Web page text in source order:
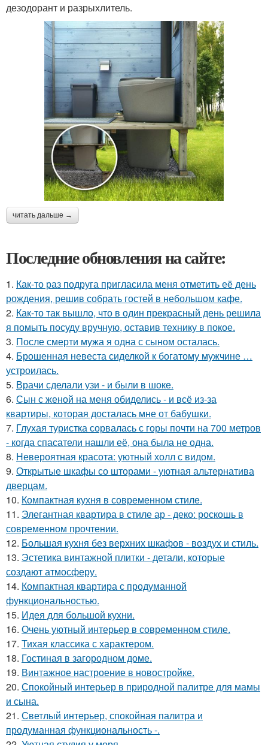
дезодорант и разрыхлитель.
читать дальше →
Последние обновления на сайте:
1. Как-то раз подруга пригласила меня отметить её день
рождения, решив собрать гостей в небольшом кафе.
2. Как-то так вышло, что в один прекрасный день решила
я помыть посуду вручную, оставив технику в покое.
3. После смерти мужа я одна с сыном осталась.
4. Брошенная невеста сиделкой к богатому мужчине …
устроилась.
5. Врачи сделали узи - и были в шоке.
6. Сын с женой на меня обиделись - и всё из-за
квартиры, которая досталась мне от бабушки.
7. Глухая туристка сорвалась с горы почти на 700 метров
- когда спасатели нашли её, она была не одна.
8. Невероятная красота: уютный холл с видом.
9. Открытые шкафы со шторами - уютная альтернатива
дверцам.
10. Компактная кухня в современном стиле.
11. Элегантная квартира в стиле ар - деко: роскошь в
современном прочтении.
12. Большая кухня без верхних шкафов - воздух и стиль.
13. Эстетика винтажной плитки - детали, которые
создают атмосферу.
14. Компактная квартира с продуманной
функциональностью.
15. Идея для большой кухни.
16. Очень уютный интерьер в современном стиле.
17. Тихая классика с характером.
18. Гостиная в загородном доме.
19. Винтажное настроение в новостройке.
20. Спокойный интерьер в природной палитре для мамы
и сына.
21. Светлый интерьер, спокойная палитра и
продуманная функциональность -.